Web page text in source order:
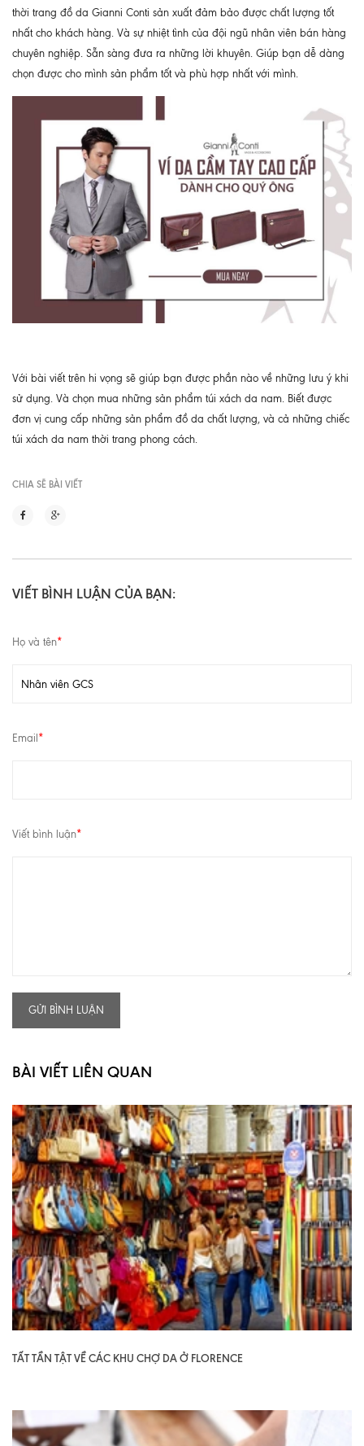
thời trang đồ da Gianni Conti sản xuất đảm bảo được chất lượng tốt
nhất cho khách hàng. Và sự nhiệt tình của đội ngũ nhân viên bán hàng
chuyên nghiệp. Sẵn sàng đưa ra những lời khuyên. Giúp bạn dễ dàng
chọn được cho mình sản phẩm tốt và phù hợp nhất với mình.
Với bài viết trên hi vọng sẽ giúp bạn được phần nào về những lưu ý khi
sử dụng. Và chọn mua những sản phẩm túi xách da nam. Biết được
đơn vị cung cấp những sản phẩm đồ da chất lượng, và cả những chiếc
túi xách da nam thời trang phong cách.
CHIA SẼ BÀI VIẾT
VIẾT BÌNH LUẬN CỦA BẠN:
Họ và tên*
Email *
Viết bình luận*
GỬI BÌNH LUẬN
BÀI VIẾT LIÊN QUAN
TẤT TẦN TẬT VỀ CÁC KHU CHỢ DA Ở FLORENCE